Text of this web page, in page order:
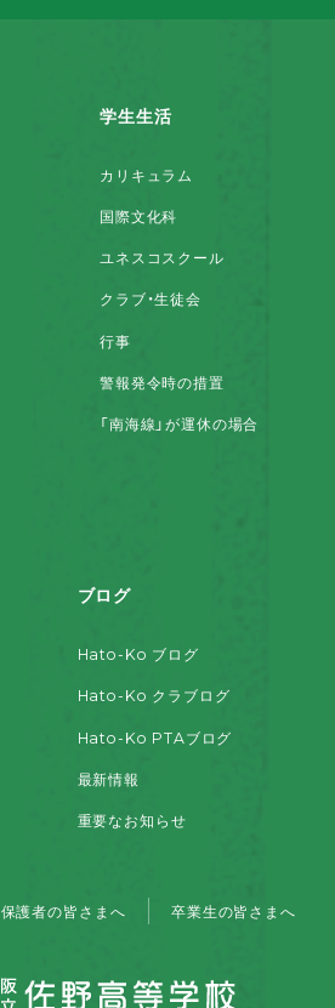
学生生活
カリキュラム
国際文化科
ユネスコスクール
クラブ・生徒会
行事
警報発令時の措置
「南海線」が運休の場合
ブログ
Hato-Ko ブログ
Hato-Ko クラブログ
Hato-Ko PTAブログ
最新情報
重要なお知らせ
保護者の皆さまへ 卒業生の皆さまへ